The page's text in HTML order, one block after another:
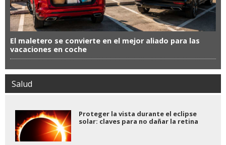
El maletero se convierte en el mejor aliado para las
vacaciones en coche
Salud
Proteger la vista durante el eclipse
solar: claves para no dañar la retina